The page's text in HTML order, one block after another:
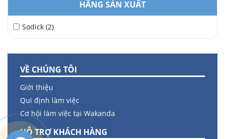
HÃNG SẢN XUẤT
Sodick (2)
VỀ CHÚNG TÔI
Giới thiệu
Qui định làm việc
Cơ hội làm việc tại Wakanda
HỖ TRỢ KHÁCH HÀNG